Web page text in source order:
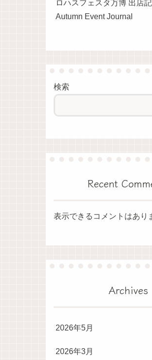
ロハスフェスタ万博 出店
Autumn Event Journal
検索
Recent
表示できるコメントはあり
Archives
2026年5月
2026年3月